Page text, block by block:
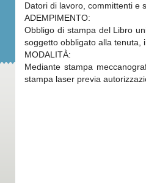
Datori di lavoro, committenti e
ADEMPIMENTO:
Obbligo di stampa del Libro
soggetto obbligato alla tenuta,
MODALITÀ:
Mediante stampa
stampa laser previa